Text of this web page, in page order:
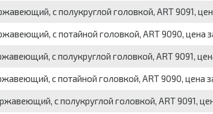
с полукруглой головкой, ART 9091,
с потайной головкой, ART 9090, цена
с полукруглой головкой, ART 9091,
с потайной головкой, ART 9090, цена
с полукруглой головкой, ART 9091,